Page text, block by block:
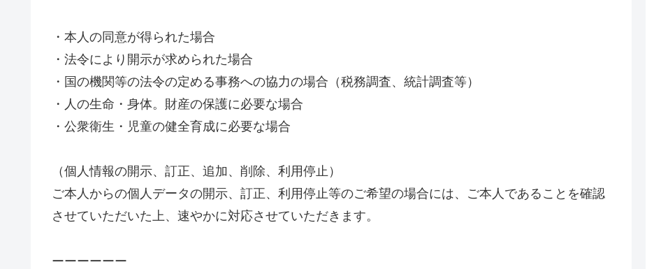
・本人の同意が得られた場合
・法令により開示が求められた場合
・国の機関等の法令の定める事務への協力の場合（税務調査、統計調査等）
・人の生命・身体。財産の保護に必要な場合
・公衆衛生・児童の健全育成に必要な場合
（個人情報の開示、訂正、追加、削除、利用停止）
ご本人からの個人データの開示、訂正、利用停止等のご希望の場合には、ご本人であることを確認
させていただいた上、速やかに対応させていただきます。
ーーーーーー